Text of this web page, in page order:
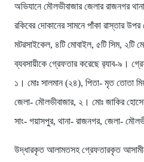
অভিযানে মৌলভীবাজার জেলার রাজনগর
রকিবের দোকানের সামনে পাঁকা রাস্তার
মটরসাইকেল, ৪টি মোবাইল, ৫টি সিম, ২টি
ব্যবসায়ীকে গ্রেফতার করেছে র‌্যাব-৯।
১। মোঃ সালমান (২৪), পিতা- মৃত তোতা
জেলা- মৌলভীবাজার, ২। মোঃ জাকির
সাং- গয়াসপুর, থানা- রাজনগর, জেলা-
উদ্ধারকৃত আলামতসহ গ্রেফতারকৃত